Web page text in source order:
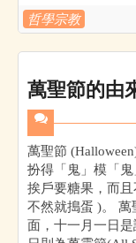
哲學宗教
萬聖節的由
萬聖節
扮得「鬼」模「
挨戶要糖果，而且
不然就搗蛋 )。 萬
面，十一月一日